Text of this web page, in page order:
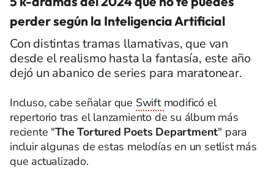
perder según la Inteligencia Artificial
Con distintas tramas llamativas, que van
desde el realismo hasta la fantasía, este año
dejó un abanico de series para maratonear.
Incluso, cabe señalar que Swift modificó el
repertorio tras el lanzamiento de su álbum más
reciente "The Tortured Poets Department" para
incluir algunas de estas melodías en un setlist más
que actualizado.